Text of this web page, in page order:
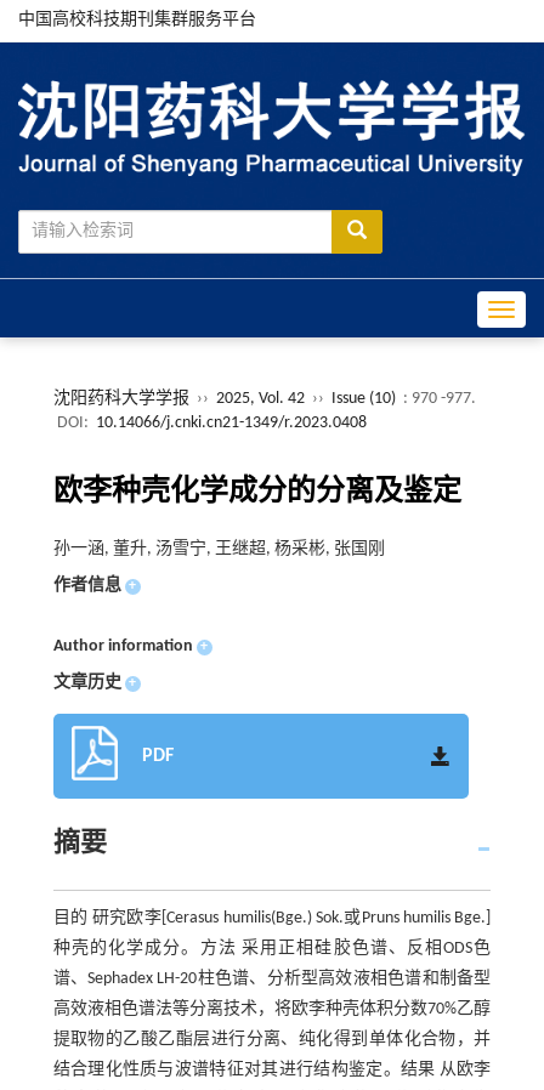
中国高校科技期刊集群服务平台
沈阳药科大学学报 ›› 2025, Vol. 42 ›› Issue (10) : 970 -977.
DOI: 10.14066/j.cnki.cn21-1349/r.2023.0408
欧李种壳化学成分的分离及鉴定
孙一涵, 董升, 汤雪宁, 王继超, 杨采彬, 张国刚
作者信息 +
Author information +
文章历史 +
PDF
摘要
目的 研究欧李[Cerasus humilis(Bge.) Sok.或Pruns humilis Bge.]
种壳的化学成分。方法 采用正相硅胶色谱、反相ODS色
谱、Sephadex LH-20柱色谱、分析型高效液相色谱和制备型
高效液相色谱法等分离技术，将欧李种壳体积分数70%乙醇
提取物的乙酸乙酯层进行分离、纯化得到单体化合物，并
结合理化性质与波谱特征对其进行结构鉴定。结果 从欧李